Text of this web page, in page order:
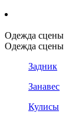
Одежда сцены
Одежда сцены
Задник
Занавес
Кулисы